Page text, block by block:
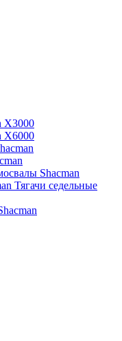
X3000
X6000
Shacman
Тягачи седельные